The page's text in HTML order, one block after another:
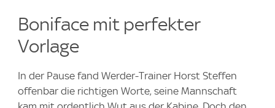
Boniface mit perfekter
Vorlage
In der Pause fand Werder-Trainer Horst Steffen
offenbar die richtigen Worte, seine Mannschaft